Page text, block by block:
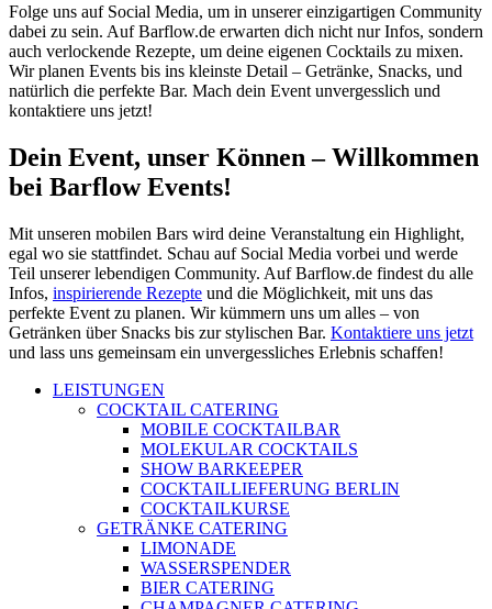
Folge uns auf Social Media, um in unserer einzigartigen Community
dabei zu sein. Auf Barflow.de erwarten dich nicht nur Infos, sondern
auch verlockende Rezepte, um deine eigenen Cocktails zu mixen.
Wir planen Events bis ins kleinste Detail – Getränke, Snacks, und
natürlich die perfekte Bar. Mach dein Event unvergesslich und
kontaktiere uns jetzt!
Dein Event, unser Können – Willkommen
bei Barflow Events!
Mit unseren mobilen Bars wird deine Veranstaltung ein Highlight,
egal wo sie stattfindet. Schau auf Social Media vorbei und werde
Teil unserer lebendigen Community. Auf Barflow.de findest du alle
Infos, inspirierende Rezepte und die Möglichkeit, mit uns das
perfekte Event zu planen. Wir kümmern uns um alles – von
Getränken über Snacks bis zur stylischen Bar. Kontaktiere uns jetzt
und lass uns gemeinsam ein unvergessliches Erlebnis schaffen!
LEISTUNGEN
COCKTAIL CATERING
MOBILE COCKTAILBAR
MOLEKULAR COCKTAILS
SHOW BARKEEPER
COCKTAILLIEFERUNG BERLIN
COCKTAILKURSE
GETRÄNKE CATERING
LIMONADE
WASSERSPENDER
BIER CATERING